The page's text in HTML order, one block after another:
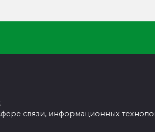
связи, информационных